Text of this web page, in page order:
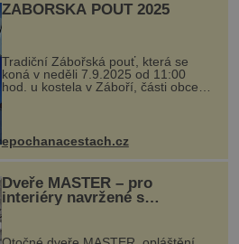
ZÁBOŘSKÁ POUŤ 2025
Tradiční Zábořská pouť, která se
koná v neděli 7.9.2025 od 11:00
hod. u kostela v Záboří, části obce
Kly u Mělníka. V programu naleznete
komentovanou prohlídku kostela,
epochanacestach.cz
Dveře MASTER – pro
interiéry navržené s
rozumem i vášní!